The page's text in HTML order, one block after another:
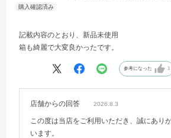
記載内容のとおり、新品未使用
箱も綺麗で大変良かったです。
参考になった 1
店舗からの回答 2026.8.3
この度は当店をご利用いただき、誠にあり
います。